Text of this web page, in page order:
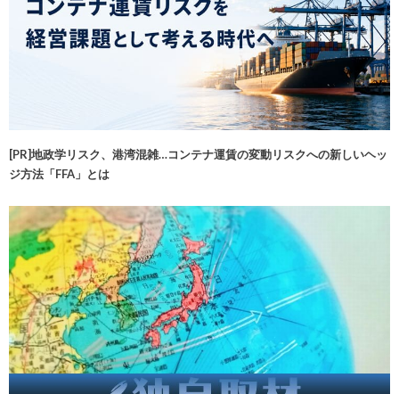
[PR]地政学リスク、港湾混雑…コンテナ運賃の変動リスクへの新しいヘッ
ジ方法「FFA」とは